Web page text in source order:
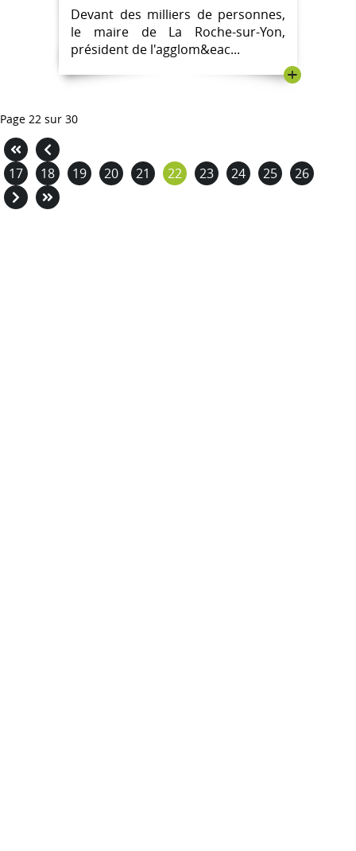
Devant des milliers de personnes,
le maire de La Roche-sur-Yon,
président de l'agglom&eac...
+
Page 22 sur 30
17 18 19 20 21 22 23 24 25 26